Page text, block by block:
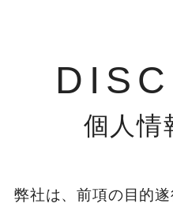
個人情
弊社は、前項の目的